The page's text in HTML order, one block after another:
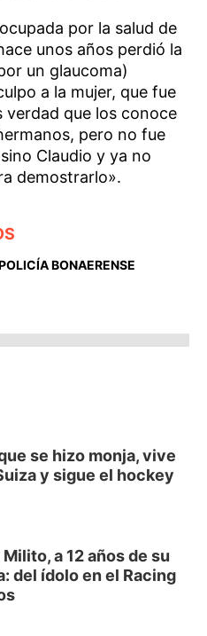
por la salud de
unos años perdió la
un glaucoma)
a la mujer, que fue
que los conoce
pero no fue
Claudio y ya no
demostrarlo».
BONAERENSE
se hizo monja, vive
y sigue el hockey
a 12 años de su
del ídolo en el Racing